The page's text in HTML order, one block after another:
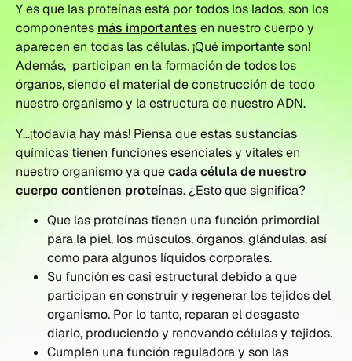
Y es que las proteínas está por todos los lados, son los
componentes más importantes en nuestro cuerpo y
aparecen en todas las células. ¡Qué importante son!
Además, participan en la formación de todos los
órganos, siendo el material de construcción de todo
nuestro organismo y la estructura de nuestro ADN.
Y…¡todavía hay más! Piensa que estas sustancias
químicas tienen funciones esenciales y vitales en
nuestro organismo ya quecada célula de nuestro
cuerpo contienen proteínas. ¿Esto que significa?
Que las proteínas tienen una función primordial
para la piel, los músculos, órganos, glándulas, así
como para algunos líquidos corporales.
Su función es casi estructural debido a que
participan en construir y regenerar los tejidos del
organismo. Por lo tanto, reparan el desgaste
diario, produciendo y renovando células y tejidos.
Cumplen una función reguladora y son las